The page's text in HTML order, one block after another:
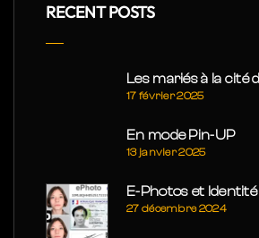
RECENT POSTS
Les mariés à la cité
17 février 2025
En mode Pin-UP
13 janvier 2025
E-Photos et Identité
27 décembre 2024